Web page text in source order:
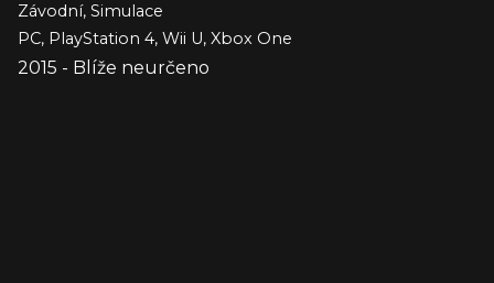
Závodní, Simulace
PC, PlayStation 4, Wii U, Xbox One
2015 - Blíže neurčeno